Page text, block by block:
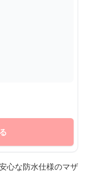
心な防水仕様のマザ